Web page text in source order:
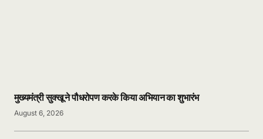
मुख्यमंत्री सुक्खू ने पौधरोपण करके किया अभियान का शुभारंभ
August 6, 2026